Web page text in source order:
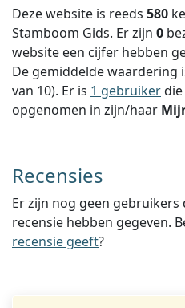
Deze website is reeds 580
Stamboom Gids. Er zijn 0
website een cijfer hebben
De gemiddelde waardering
van 10). Er is 1 gebruiker
opgenomen in zijn/haar
Recensies
Er zijn nog geen gebruikers
recensie hebben gegeven.
recensie geeft?